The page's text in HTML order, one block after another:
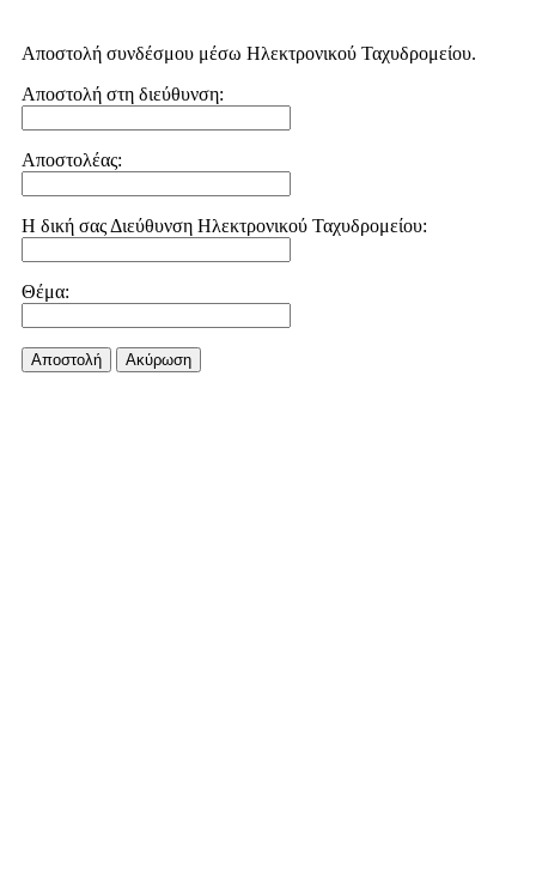
Αποστολή συνδέσμου μέσω Ηλεκτρονικού Ταχυδρομείου.
Αποστολή στη διεύθυνση:
Αποστολέας:
Η δική σας Διεύθυνση Ηλεκτρονικού Ταχυδρομείου:
Θέμα:
Αποστολή Aκύρωση